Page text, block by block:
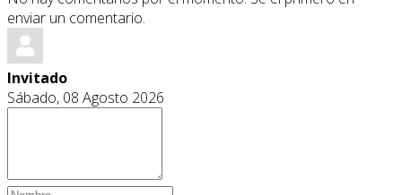
enviar un comentario.
Invitado
Sábado, 08 Agosto 2026